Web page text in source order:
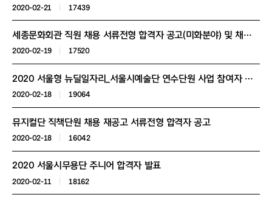
2020-02-21 17439
세종문화회관 직원 채용 서류전형 합격자 공고(미화분야) 및 채용 진행 일정 변경 안내
2020-02-19 17520
2020 서울형 뉴딜일자리_서울시예술단 연수단원 사업 참여자 선발 1차 서류전형 합격자 명단 및 2차 전형 안내
2020-02-18 19064
뮤지컬단 직책단원 채용 재공고 서류전형 합격자 공고
2020-02-18 16042
2020 서울시무용단 주니어 합격자 발표
2020-02-11 18162